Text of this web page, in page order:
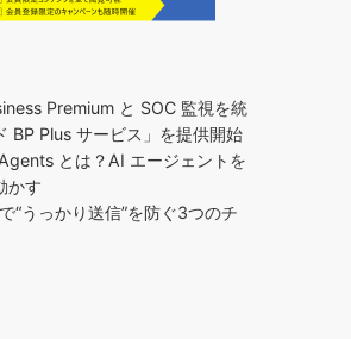
Premium と SOC 監視を統
BP Plus サービス」を提供開始
とは？AI エージェントを
かす
“うっかり送信”を防ぐ3つのチ